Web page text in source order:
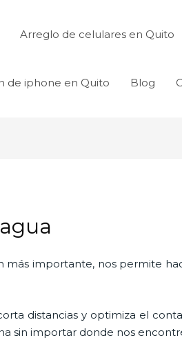
Arreglo de celulares en Quito
de iphone en Quito Blog
importante, nos permite
distancias y optimiza el
sin importar donde nos